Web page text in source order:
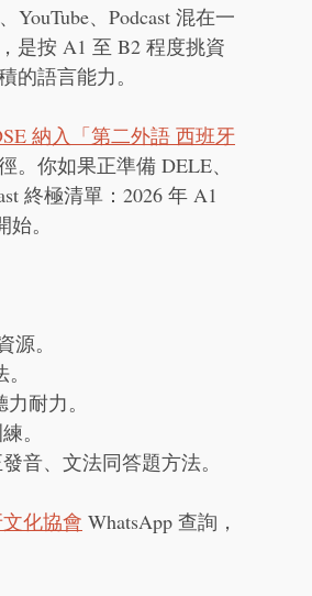
、Podcast 混在一
是按 A1 至 B2 程度挑資
語言能力。
納入「第二外語 西班牙
。你如果正準備 DELE、
終極清單：2026 年 A1
。
。
耐力。
。
音、文法同答題方法。
化協會 WhatsApp 查詢，